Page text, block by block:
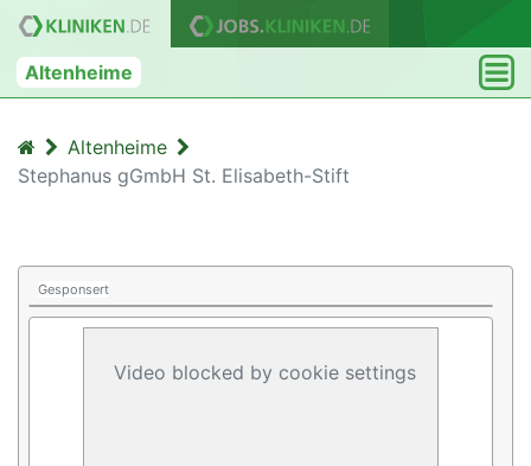
Altenheime
Altenheime
Stephanus gGmbH St. Elisabeth-Stift
Gesponsert
Video blocked by cookie settings